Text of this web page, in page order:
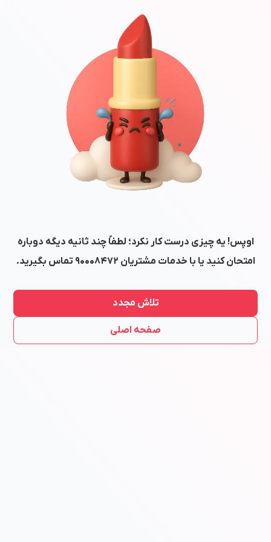
اوپس! یه چیزی درست کار نکرد؛ لطفاً چند ثانیه دیگه دوباره
امتحان کنید یا با خدمات مشتریان ۹۰۰۰۸۴۷۲ تماس بگیرید.
تلاش مجدد
صفحه اصلی